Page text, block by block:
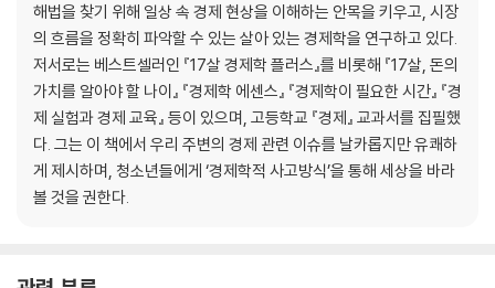
3장 시장 경제의 핵심, 가격을 파헤치자
1 사람을 움직이는 힘, 인센티브 _인센티브, 코브라 효과
2 농산물의 가격은 왜 오르내림이 심할까? _탄력적, 비탄력적, 풍년의 역
3 공급과 소득에 따라 변화는 재화의 신분 _공급 탄력성, 소득 탄력성
4 많이 만들수록 줄어드는 생산비의 비밀 _고정비, 변동비, 규모의 경제,
이익률
7 소비자의 지갑을 열어라 _가격 파괴, 원 플러스 원, 끼워팔기
해법을 찾기 위해 일상 속 경제 현상을 이해하는 안목을 키우고, 시장
의 흐름을 정확히 파악할 수 있는 살아 있는 경제학을 연구하고 있다.
저서로는 베스트셀러인 『17살 경제학 플러스』를 비롯해 『17살, 돈의
가치를 알아야 할 나이』 『경제학 에센스』 『경제학이 필요한 시간』 『경
제 실험과 경제 교육』 등이 있으며, 고등학교 『경제』 교과서를 집필했
다. 그는 이 책에서 우리 주변의 경제 관련 이슈를 날카롭지만 유쾌하
게 제시하며, 청소년들에게 ‘경제학적 사고방식’을 통해 세상을 바라
볼 것을 권한다.